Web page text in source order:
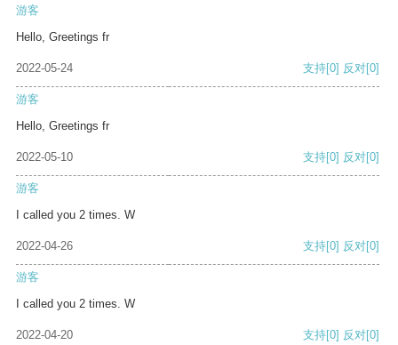
游客
Hello, Greetings fr
2022-05-24 支持[0] 反对[0]
游客
Hello, Greetings fr
2022-05-10 支持[0] 反对[0]
游客
I called you 2 times. W
2022-04-26 支持[0] 反对[0]
游客
I called you 2 times. W
2022-04-20 支持[0] 反对[0]